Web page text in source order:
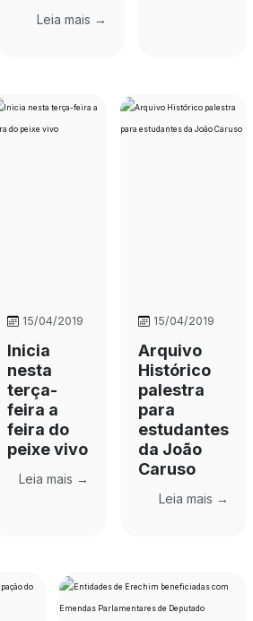
Leia mais →
15/04/2019
Inicia
nesta
terça-
feira a
feira do
peixe vivo
Leia mais →
15/04/2019
Arquivo
Histórico
palestra
para
estudantes
da João
Caruso
Leia mais →